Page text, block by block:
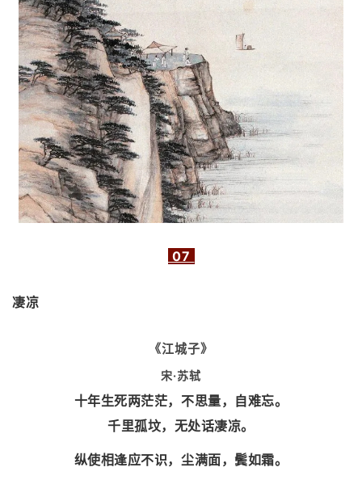
07
凄凉
《江城子》
宋·苏轼
十年生死两茫茫，不思量，自难忘。
千里孤坟，无处话凄凉。
纵使相逢应不识，尘满面，鬓如霜。